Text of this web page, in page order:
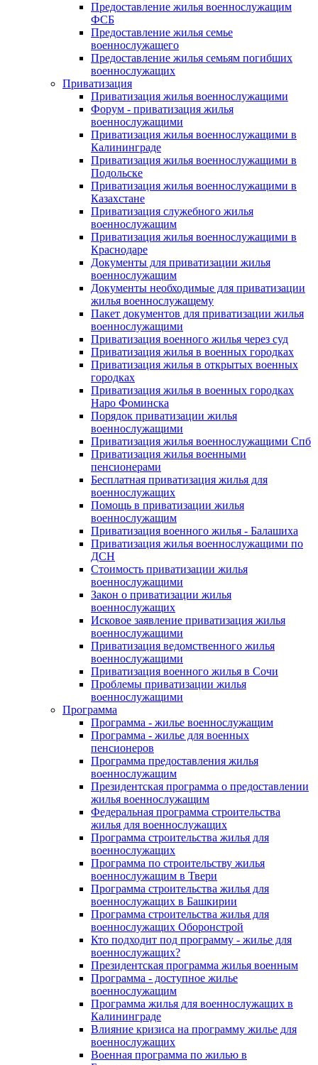
Предоставление жилья военнослужащим
ФСБ
Предоставление жилья семье
военнослужащего
Предоставление жилья семьям погибших
военнослужащих
Приватизация
Приватизация жилья военнослужащими
Форум - приватизация жилья
военнослужащими
Приватизация жилья военнослужащими в
Калининграде
Приватизация жилья военнослужащими в
Подольске
Приватизация жилья военнослужащими в
Казахстане
Приватизация служебного жилья
военнослужащим
Приватизация жилья военнослужащими в
Краснодаре
Документы для приватизации жилья
военнослужащим
Документы необходимые для приватизации
жилья военнослужащему
Пакет документов для приватизации жилья
военнослужащими
Приватизация военного жилья через суд
Приватизация жилья в военных городках
Приватизация жилья в открытых военных
городках
Приватизация жилья в военных городках
Наро Фоминска
Порядок приватизации жилья
военнослужащими
Приватизация жилья военнослужащими Спб
Приватизация жилья военными
пенсионерами
Бесплатная приватизация жилья для
военнослужащих
Помощь в приватизации жилья
военнослужащим
Приватизация военного жилья - Балашиха
Приватизация жилья военнослужащими по
ДСН
Стоимость приватизации жилья
военнослужащими
Закон о приватизации жилья
военнослужащих
Исковое заявление приватизация жилья
военнослужащими
Приватизация ведомственного жилья
военнослужащими
Приватизация военного жилья в Сочи
Проблемы приватизации жилья
военнослужащими
Программа
Программа - жилье военнослужащим
Программа - жилье для военных
пенсионеров
Программа предоставления жилья
военнослужащим
Президентская программа о предоставлении
жилья военнослужащим
Федеральная программа строительства
жилья для военнослужащих
Программа строительства жилья для
военнослужащих
Программа по строительству жилья
военнослужащим в Твери
Программа строительства жилья для
военнослужащих в Башкирии
Программа строительства жилья для
военнослужащих Оборонстрой
Кто подходит под программу - жилье для
военнослужащих?
Президентская программа жилья военным
Программа - доступное жилье
военнослужащим
Программа жилья для военнослужащих в
Калининграде
Влияние кризиса на программу жилье для
военнослужащих
Военная программа по жилью в